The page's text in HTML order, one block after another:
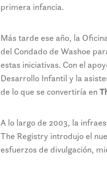
primera infancia.
Más tarde ese año, la
del Condado de Washoe
estas iniciativas. Con el
Desarrollo Infantil y la
de lo que se convertiría en
A lo largo de 2003, la
The Registry introdujo el
esfuerzos de divulgación,